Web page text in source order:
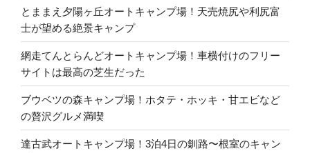
とままえ夕陽ヶ丘オートキャンプ場！天売焼尻や利尻富
士が望める絶景キャンプ
網走てんとらんどオートキャンプ場！車横付けのフリー
サイトは最高の芝生だった
ブウベツの森キャンプ場！ホタテ・ホッキ・甘エビなど
の贅沢グルメ満喫
達古武オートキャンプ場！3泊4日の釧路〜根室のキャン